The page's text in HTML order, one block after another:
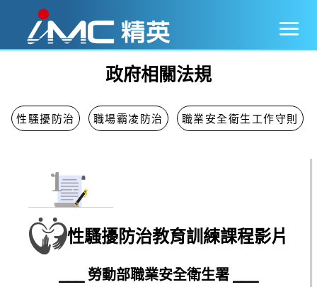
政府相關法規
性騷擾防治 職場霸凌防治 職業安全衛生工作守則
性騷擾防治教育訓練課程影片
⎯⎯⎯ 勞動部職業安全衛生署 ⎯⎯⎯